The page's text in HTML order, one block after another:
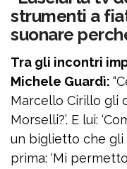
strumenti a
suonare
Tra gli incontri
Michele Guardì:
Marcello Cirillo gli
Morselli?’. E lui:
un biglietto che gli
prima: ‘Mi